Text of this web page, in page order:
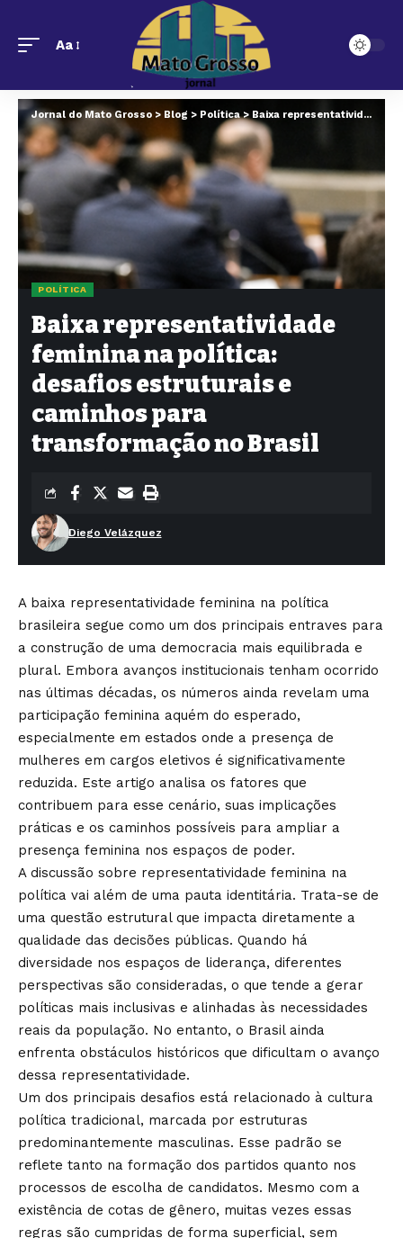
Aa
Jornal do Mato Grosso > Blog > Política> Baixa representatividade feminina na política: desafios estruturais e caminhos para transformação no Brasil
POLÍTICA
Baixa representatividade
feminina na política:
desafios estruturais e
caminhos para
transformação no Brasil
Diego Velázquez
A baixa representatividade feminina na política
brasileira segue como um dos principais entraves para
a construção de uma democracia mais equilibrada e
plural. Embora avanços institucionais tenham ocorrido
nas últimas décadas, os números ainda revelam uma
participação feminina aquém do esperado,
especialmente em estados onde a presença de
mulheres em cargos eletivos é significativamente
reduzida. Este artigo analisa os fatores que
contribuem para esse cenário, suas implicações
práticas e os caminhos possíveis para ampliar a
presença feminina nos espaços de poder.
A discussão sobre representatividade feminina na
política vai além de uma pauta identitária. Trata-se de
uma questão estrutural que impacta diretamente a
qualidade das decisões públicas. Quando há
diversidade nos espaços de liderança, diferentes
perspectivas são consideradas, o que tende a gerar
políticas mais inclusivas e alinhadas às necessidades
reais da população. No entanto, o Brasil ainda
enfrenta obstáculos históricos que dificultam o avanço
dessa representatividade.
Um dos principais desafios está relacionado à cultura
política tradicional, marcada por estruturas
predominantemente masculinas. Esse padrão se
reflete tanto na formação dos partidos quanto nos
processos de escolha de candidatos. Mesmo com a
existência de cotas de gênero, muitas vezes essas
regras são cumpridas de forma superficial, sem